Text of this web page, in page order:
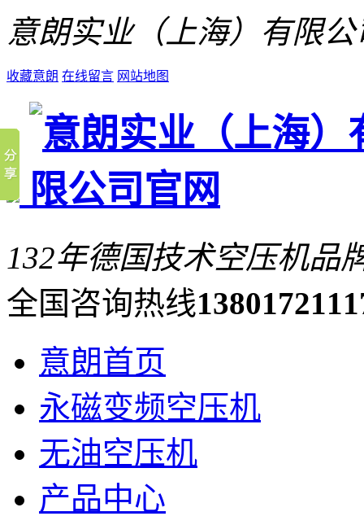
意朗实业（上海）有限
收藏意朗 在线留言 网站地图
132年德国技术空压机品
全国咨询热线
意朗首页
永磁变频空压机
无油空压机
产品中心